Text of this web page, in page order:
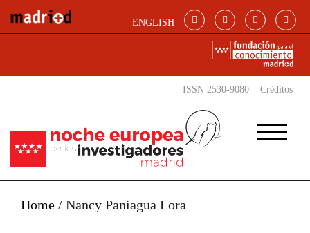
ENGLISH
ISSN 2530-9080 Créditos
Home / Nancy Paniagua Lora